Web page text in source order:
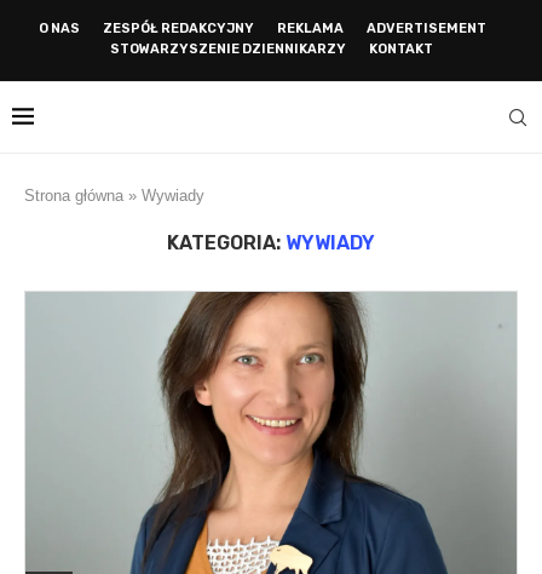
O NAS ZESPÓŁ REDAKCYJNY REKLAMA
ADVERTISEMENT
STOWARZYSZENIE DZIENNIKARZY
KONTAKT
Strona główna » Wywiady
KATEGORIA: WYWIADY